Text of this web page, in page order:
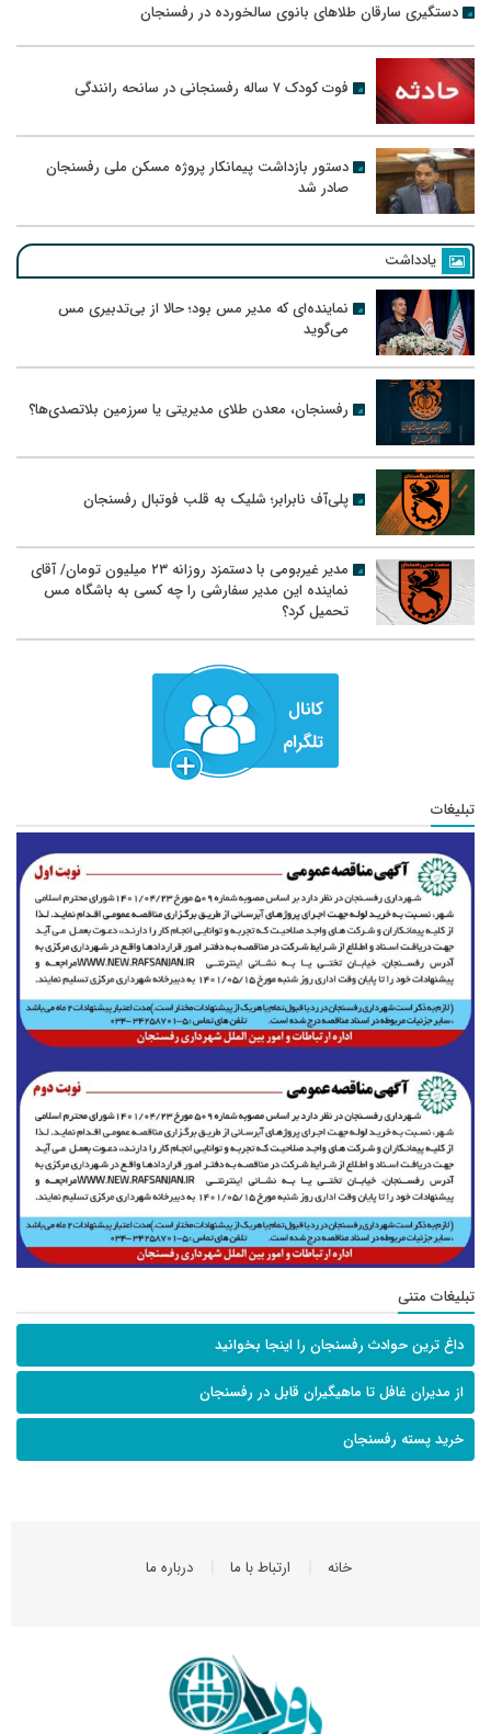
دستگیری سارقان طلاهای بانوی سالخورده در رفسنجان
فوت کودک ۷ ساله رفسنجانی در سانحه رانندگی
دستور بازداشت پیمانکار پروژه مسکن ملی رفسنجان
صادر شد
یادداشت
نماینده‌ای که مدیر مس بود؛ حالا از بی‌تدبیری مس
می‌گوید
رفسنجان، معدن طلای مدیریتی یا سرزمین بلاتصدی‌ها؟
پلی‌آف نابرابر؛ شلیک به قلب فوتبال رفسنجان
مدیر غیربومی با دستمزد روزانه ۲۳ میلیون تومان/ آقای
نماینده این مدیر سفارشی را چه کسی به باشگاه مس
تحمیل کرد؟
تبلیغات
تبلیغات متنی
داغ ترین حوادث رفسنجان را اینجا بخوانید
از مدیران غافل تا ماهیگیران قابل در رفسنجان
خرید پسته رفسنجان
خانه ارتباط با ما درباره ما